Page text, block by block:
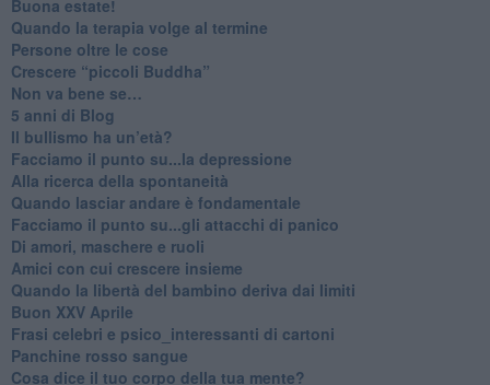
Buona estate!
​Quando la terapia volge al termine
​Persone oltre le cose
​Crescere “piccoli Buddha”
Non va bene se…
​5 anni di Blog
​Il bullismo ha un’età?
Facciamo il punto su...la depressione
​Alla ricerca della spontaneità
​Quando lasciar andare è fondamentale
Facciamo il punto su...gli attacchi di panico
Di amori, maschere e ruoli
​Amici con cui crescere insieme
​Quando la libertà del bambino deriva dai limiti
Buon XXV Aprile
​Frasi celebri e psico_interessanti di cartoni
​Panchine rosso sangue
​Cosa dice il tuo corpo della tua mente?